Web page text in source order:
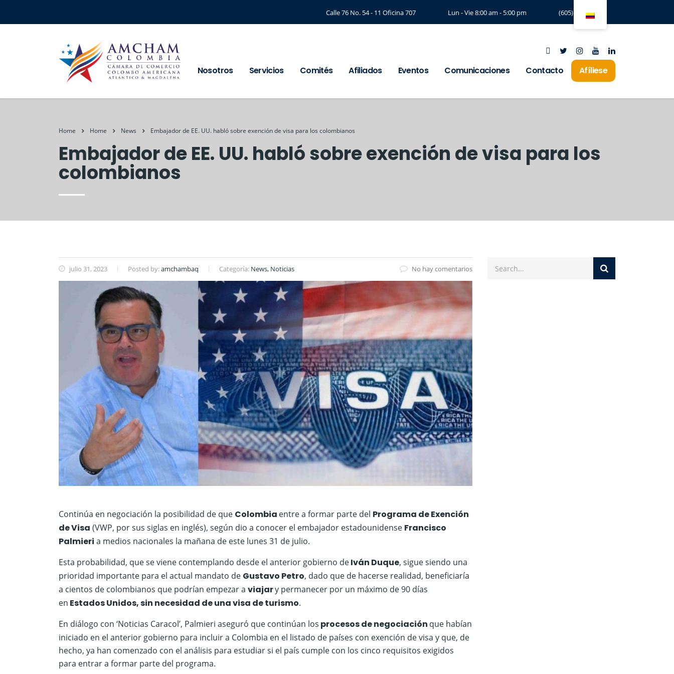
Calle 76 No. 54 - 11 Oficina 707 Lun - Vie 8:00 am - 5:00 pm (605) 3294197
Nosotros Servicios Comités Afiliados Eventos Comunicaciones Contacto Afíliese
Home Home News Embajador de EE. UU. habló sobre exención de visa para los colombianos
Embajador de EE. UU. habló sobre exención de visa para los
colombianos
julio 31, 2023 Posted by:amchambaq Categoría: News, Noticias No hay comentarios
Continúa en negociación la posibilidad de que Colombia entre a formar parte del Programa de Exención
de Visa (VWP, por sus siglas en inglés), según dio a conocer el embajador estadounidense Francisco
Palmieri a medios nacionales la mañana de este lunes 31 de julio.
Esta probabilidad, que se viene contemplando desde el anterior gobierno deIván Duque, sigue siendo una
prioridad importante para el actual mandato de Gustavo Petro, dado que de hacerse realidad, beneficiaría
a cientos de colombianos que podrían empezar a viajary permanecer por un máximo de 90 días
en Estados Unidos, sin necesidad de una visa de turismo.
En diálogo con ‘Noticias Caracol’, Palmieri aseguró que continúan los procesos de negociación que habían
iniciado en el anterior gobierno para incluir a Colombia en el listado de países con exención de visa y que, de
hecho, ya han comenzado con el análisis para estudiar si el país cumple con los cinco requisitos exigidos
para entrar a formar parte del programa.